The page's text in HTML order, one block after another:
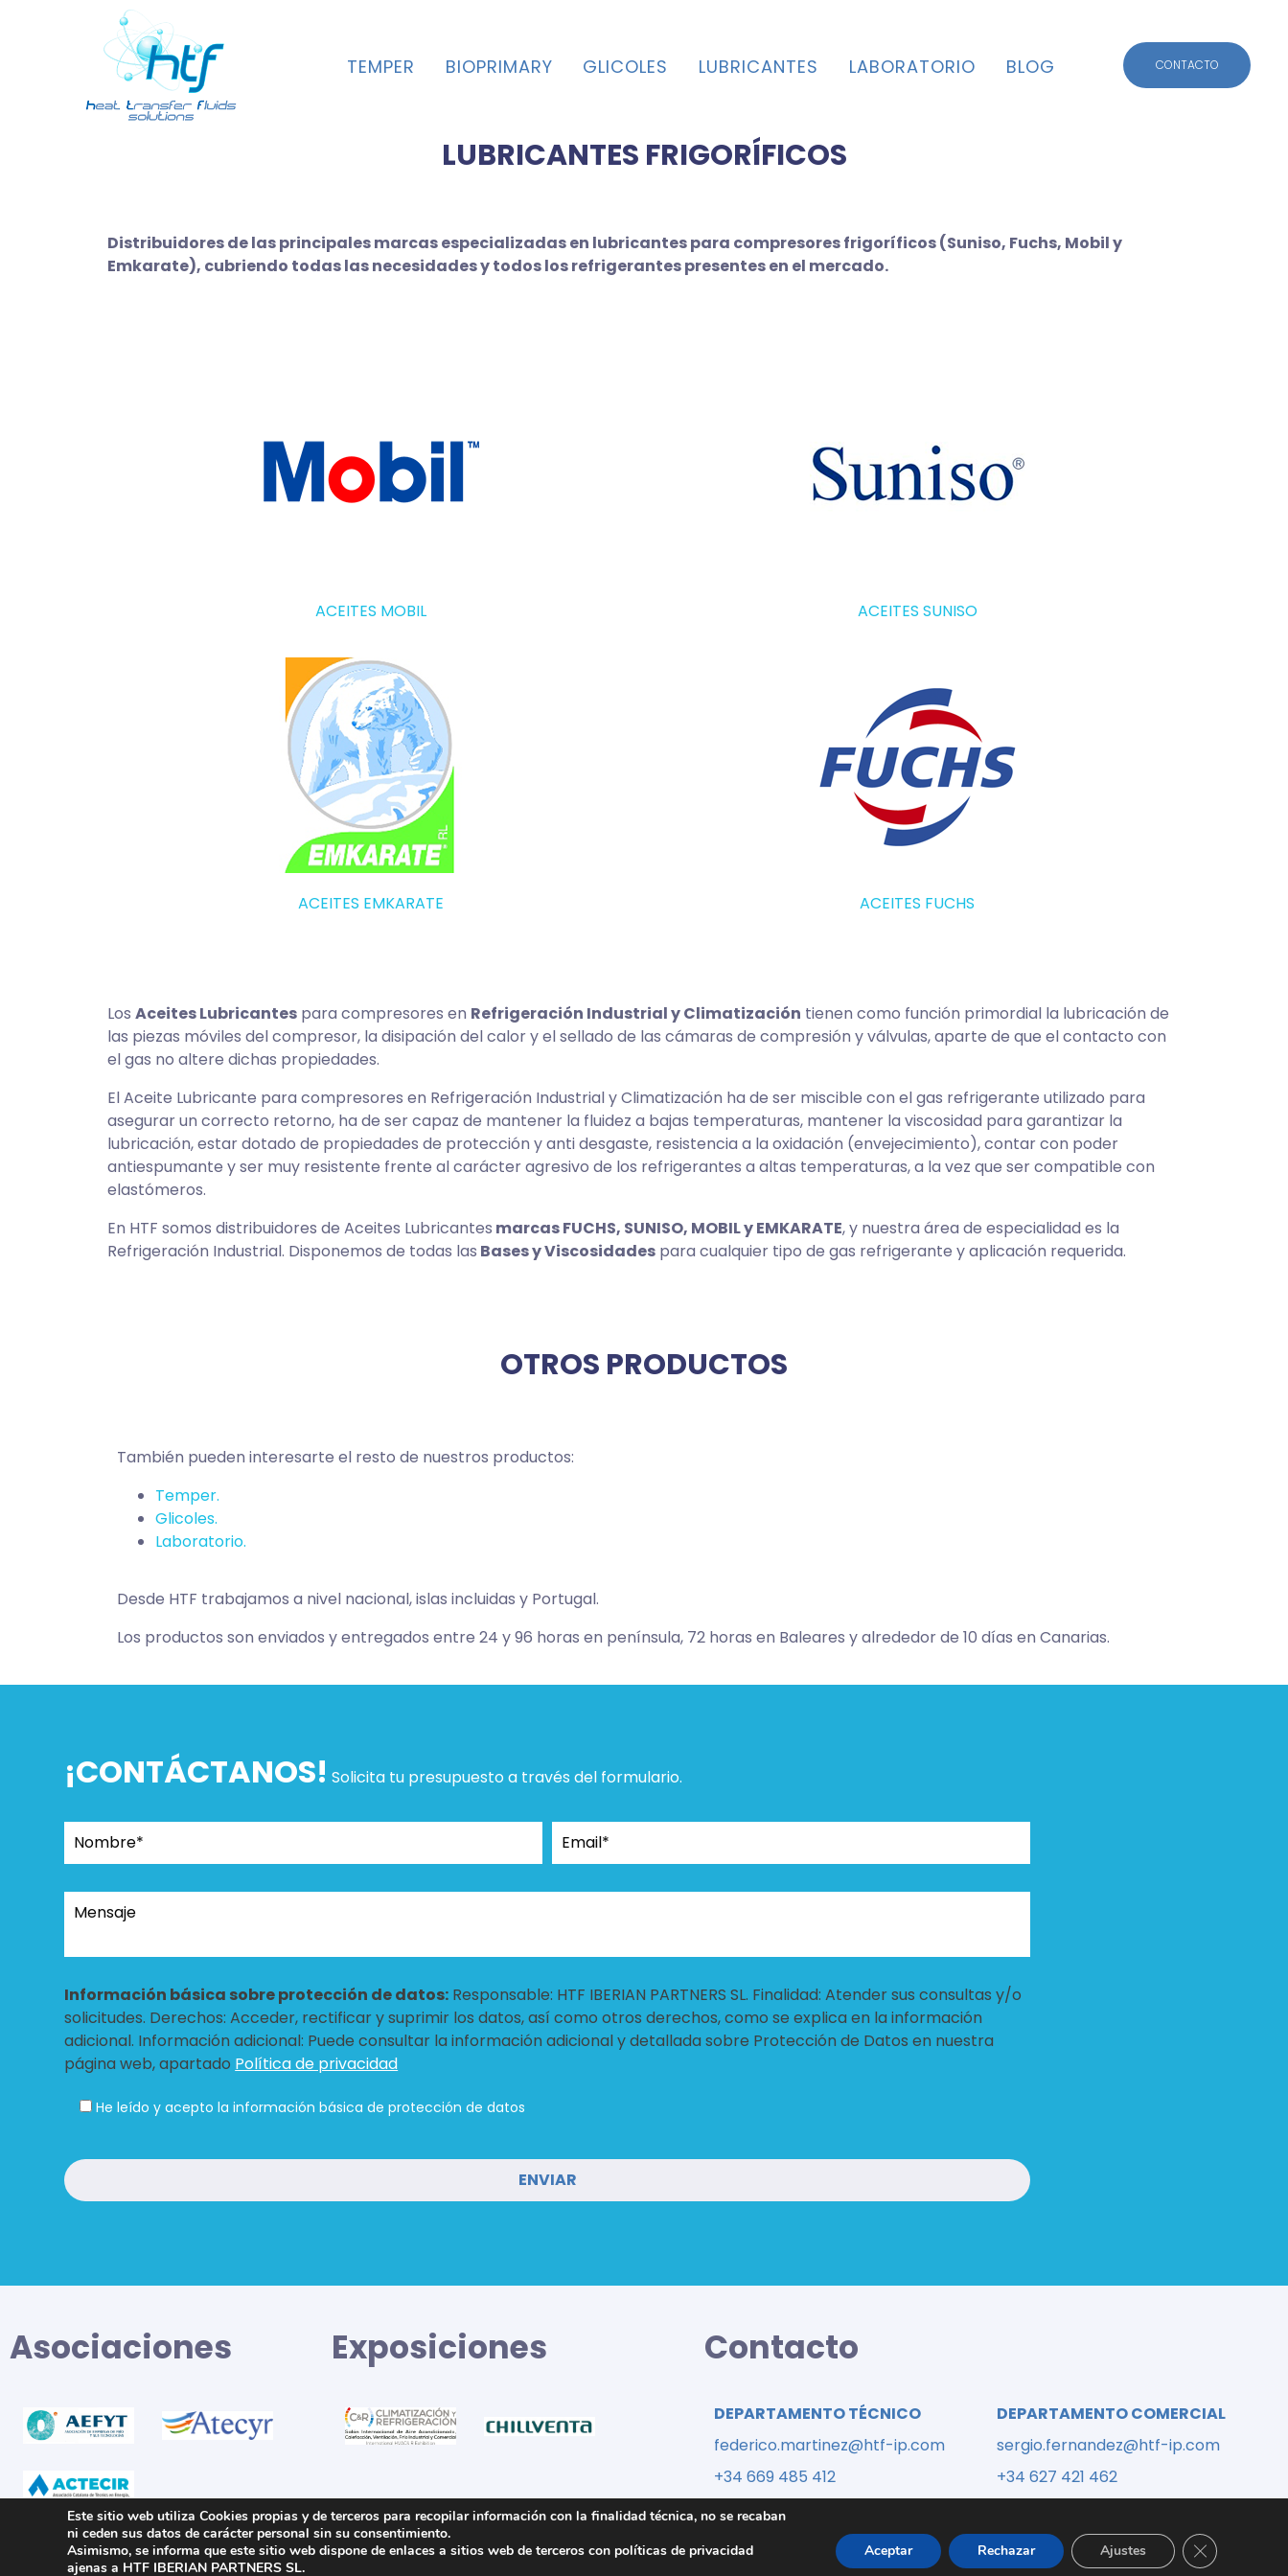
TEMPER BIOPRIMARY GLICOLES LUBRICANTES LABORATORIO BLOG CONTACTO
LUBRICANTES FRIGORÍFICOS
Distribuidores de las principales marcas especializadas en lubricantes para compresores frigoríficos (Suniso, Fuchs, Mobil y
Emkarate), cubriendo todas las necesidades y todos los refrigerantes presentes en el mercado.
ACEITES MOBIL ACEITES SUNISO
ACEITES EMKARATE ACEITES FUCHS
Los Aceites Lubricantes para compresores en Refrigeración Industrial y Climatización tienen como función primordial la lubricación de
las piezas móviles del compresor, la disipación del calor y el sellado de las cámaras de compresión y válvulas, aparte de que el contacto con
el gas no altere dichas propiedades.
El Aceite Lubricante para compresores en Refrigeración Industrial y Climatización ha de ser miscible con el gas refrigerante utilizado para
asegurar un correcto retorno, ha de ser capaz de mantener la fluidez a bajas temperaturas, mantener la viscosidad para garantizar la
lubricación, estar dotado de propiedades de protección y anti desgaste, resistencia a la oxidación (envejecimiento), contar con poder
antiespumante y ser muy resistente frente al carácter agresivo de los refrigerantes a altas temperaturas, a la vez que ser compatible con
elastómeros.
En HTF somos distribuidores de Aceites Lubricantes marcas FUCHS, SUNISO, MOBIL y EMKARATE, y nuestra área de especialidad es la
Refrigeración Industrial. Disponemos de todas las Bases y Viscosidades para cualquier tipo de gas refrigerante y aplicación requerida.
OTROS PRODUCTOS
También pueden interesarte el resto de nuestros productos:
Temper.
Glicoles.
Laboratorio.
Desde HTF trabajamos a nivel nacional, islas incluidas y Portugal.
Los productos son enviados y entregados entre 24 y 96 horas en península, 72 horas en Baleares y alrededor de 10 días en Canarias.
¡CONTÁCTANOS! Solicita tu presupuesto a través del formulario.
Información básica sobre protección de datos: Responsable: HTF IBERIAN PARTNERS SL. Finalidad: Atender sus consultas y/o
solicitudes. Derechos: Acceder, rectificar y suprimir los datos, así como otros derechos, como se explica en la información
adicional. Información adicional: Puede consultar la información adicional y detallada sobre Protección de Datos en nuestra
página web, apartado Política de privacidad
He leído y acepto la información básica de protección de datos
Asociaciones Exposiciones Contacto
DEPARTAMENTO TÉCNICO
federico.martinez@htf-ip.com
+34 669 485 412
DEPARTAMENTO COMERCIAL
sergio.fernandez@htf-ip.com
+34 627 421 462
Este sitio web utiliza Cookies propias y de terceros para recopilar información con la finalidad técnica, no se recaban
ni ceden sus datos de carácter personal sin su consentimiento.
Asimismo, se informa que este sitio web dispone de enlaces a sitios web de terceros con políticas de privacidad
ajenas a HTF IBERIAN PARTNERS SL.
Aceptar Rechazar Ajustes Cerrar el